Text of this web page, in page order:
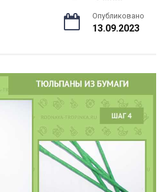
Опубликовано
13.09.2023